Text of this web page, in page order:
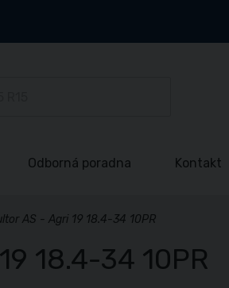
Odborná poradna Kontakt
AS - Agri 19 18.4-34 10PR
18.4-34 10PR